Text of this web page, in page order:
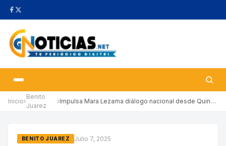
Inicio›
Benito
Juarez
› Impulsa Mara Lezama diálogo nacional desde Quintana Roo para con…
BENITO JUAREZ Julio 7, 2025